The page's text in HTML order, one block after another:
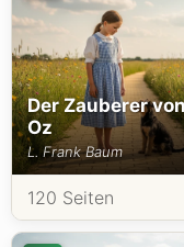
Der Zauberer
Oz
L. Frank Baum
120 Seiten